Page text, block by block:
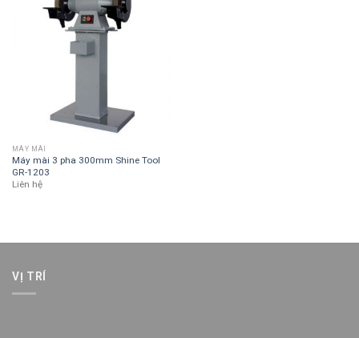
MÁY MÀI
Máy mài 3 pha 300mm Shine Tool
GR-1203
Liên hệ
VỊ TRÍ